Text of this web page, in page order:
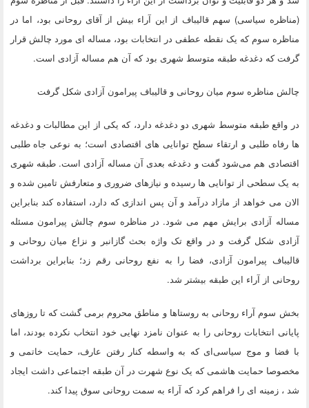
(مناظره سیاسی) سهم قالیباف از این آراء بیش از آقای روحانی بود، اما در
مناظره سوم که یک نقطه عطفی در انتخابات بود، مساله ای مورد چالش قرار
گرفت که دغدغه طبقه متوسط شهری بود که آن هم مساله آزادی است.
چالش مناظره سوم میان روحانی و قالیباف پیرامون آزادی شکل گرفت
در واقع طبقه متوسط شهری دو دغدغه دارد، که یکی از این مطالبات و دغدغه
ها رفاه طلبی و ارتقاء سطح توانایی های اقتصادی است؛ به نوعی جاه طلبی
اقتصادی هم می‌شود گفت و دغدغه بعدی آن مساله آزادی است. طبقه شهری
به یک سطحی از توانایی ها رسیده و نیازهای ضروری و متعارفش تامین شده و
الان می خواهد از مازاد درآمد و آن پس اندازی که دارد، استفاده کند بنابراین
مساله آزادی برایش مهم می شود. در مناظره سوم چالش پیرامون مسئله
آزادی شکل گرفت و در واقع تک واژه بحث گازانبر و نزاع میان روحانی و
قالیباف پیرامون آزادی، فضا را به نفع روحانی رقم زد؛ بنابراین برداشت
روحانی از آراء این طبقه بیشتر شد.
بخش سوم آراء روحانی به روستاها و مناطق محروم برمی گشت که تا روزهای
پایانی انتخابات روحانی را به عنوان نامزد نهایی خود انتخاب نکرده بودند، اما
با فضا و موج سیاسی‌ای که به واسطه کنار رفتن عارف، حمایت خاتمی و
مخصوصا حمایت هاشمی که یک نوع شهرت در آن طبقه اجتماعی داشت ایجاد
شد ، زمینه ای را فراهم کرد که آراء به سمت روحانی سوق پیدا کند.